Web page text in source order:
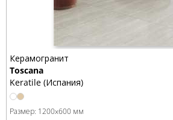
Керамогранит
Toscana
Keratile (Испания)
Размер: 1200x600 мм